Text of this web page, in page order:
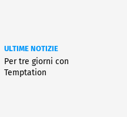
ULTIME NOTIZIE
Per tre giorni con
Temptation